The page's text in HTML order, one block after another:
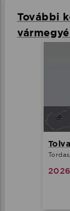
További